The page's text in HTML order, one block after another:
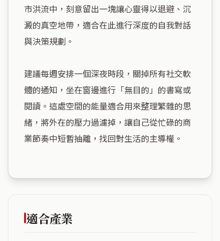
市洪流中，刻意留出一塊讓心靈得以退避、沉
澱的真空地帶，適合在此進行深度的自我對話
與決策規劃。
建議每週安排一個深夜時段，關掉所有社交軟
體的通知，坐在窗邊進行「無目的」的書寫或
閱讀。這處空間的能量適合用來整理繁雜的思
緒，將外在的壓力過濾掉，讓自己從忙碌的商
業節奏中短暫抽離，找回對生活的主導權。
適合產業